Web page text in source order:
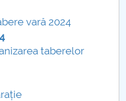
cu dizabilități
Universitar Pitești
Operațional 2020-
vară 2024
taberelor